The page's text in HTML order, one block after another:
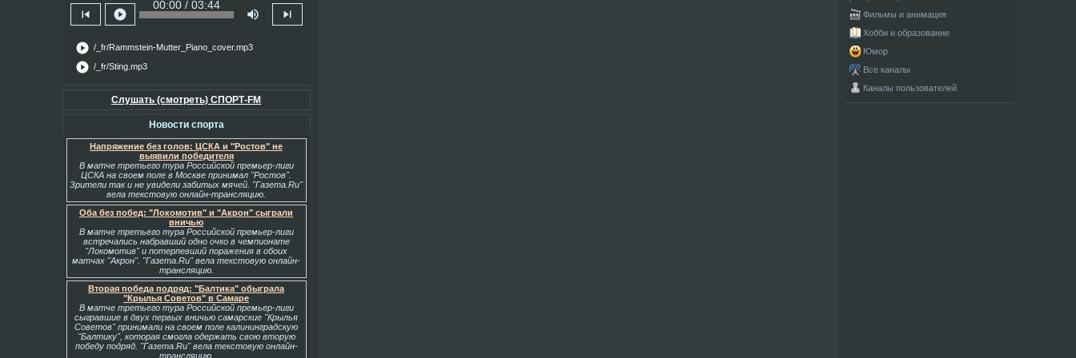
skip_previous play_circle
00:00 / 03:44
volume_up skip_next
play_circle /_fr/Rammstein-Mutter_Piano_cover.mp3
play_circle /_fr/Sting.mp3
Слушать (смотреть) СПОРТ-FM
Новости спорта
Напряжение без голов: ЦСКА и "Ростов" не
выявили победителя
В матче третьего тура Российской премьер-лиги
ЦСКА на своем поле в Москве принимал "Ростов".
Зрители так и не увидели забитых мячей. "Газета.Ru"
вела текстовую онлайн-трансляцию.
Оба без побед: "Локомотив" и "Акрон" сыграли
вничью
В матче третьего тура Российской премьер-лиги
встречались набравший одно очко в чемпионате
"Локомотив" и потерпевший поражения в обоих
матчах "Акрон". "Газета.Ru" вела текстовую онлайн-
трансляцию.
Вторая победа подряд: "Балтика" обыграла
"Крылья Советов" в Самаре
В матче третьего тура Российской премьер-лиги
сыгравшие в двух первых вничью самарские "Крылья
Советов" принимали на своем поле калининградскую
"Балтику", которая смогла одержать свою вторую
победу подряд. "Газета.Ru" вела текстовую онлайн-
трансляцию.
Фильмы и анимация
Хобби и образование
Юмор
Все каналы
Каналы пользователей